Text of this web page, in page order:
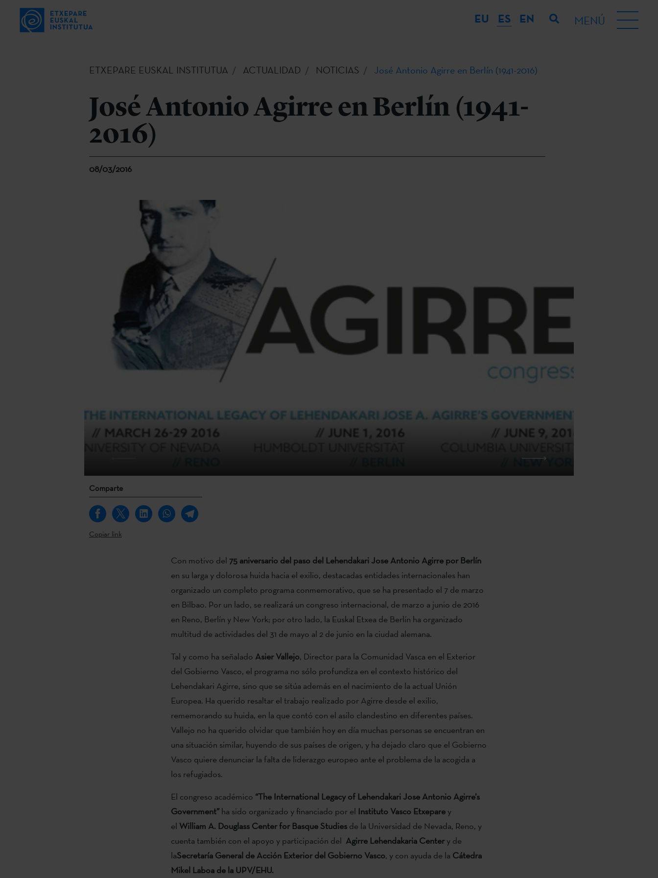
EU ES EN MENÚ
ETXEPARE EUSKAL INSTITUTUA ACTUALIDAD NOTICIAS José Antonio Agirre en Berlín (1941-2016)
José Antonio Agirre en Berlín (1941-
2016)
08/03/2016
Comparte
Copiar link
Con motivo del 75 aniversario del paso del Lehendakari Jose Antonio Agirre por Berlín
en su larga y dolorosa huida hacia el exilio, destacadas entidades internacionales han
organizado un completo programa conmemorativo, que se ha presentado el 7 de marzo
en Bilbao. Por un lado, se realizará un congreso internacional, de marzo a junio de 2016
en Reno, Berlín y New York; por otro lado, la Euskal Etxea de Berlín ha organizado
multitud de actividades del 31 de mayo al 2 de junio en la ciudad alemana.
Tal y como ha señalado Asier Vallejo, Director para la Comunidad Vasca en el Exterior
del Gobierno Vasco, el programa no sólo profundiza en el contexto histórico del
Lehendakari Agirre, sino que se sitúa además en el nacimiento de la actual Unión
Europea. Ha querido resaltar el trabajo realizado por Agirre desde el exilio,
rememorando su huida, en la que contó con el asilo clandestino en diferentes países.
Vallejo no ha querido olvidar que también hoy en día muchas personas se encuentran en
una situación similar, huyendo de sus países de origen, y ha dejado claro que el Gobierno
Vasco quiere denunciar la falta de liderazgo europeo ante el problema de la acogida a
los refugiados.
El congreso académico “The International Legacy of Lehendakari Jose Antonio Agirre’s
Government”ha sido organizado y financiado por el Instituto Vasco Etxepare y
el William A. Douglass Center for Basque Studiesde la Universidad de Nevada, Reno, y
cuenta también con el apoyo y participación del Agirre Lehendakaria Centery de
laSecretaría General de Acción Exterior del Gobierno Vasco, y con ayuda de la Cátedra
Mikel Laboa de la UPV/EHU.